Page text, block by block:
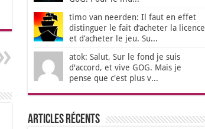
timo van neerden: Il faut en effet
distinguer le fait d’acheter la licence
et d’acheter le jeu. Su...
atok: Salut, Sur le fond je suis
d'accord, et vive GOG. Mais je
pense que c'est plus v...
Articles récents